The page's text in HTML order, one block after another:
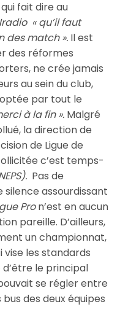
fait dire au
Iradio « qu’il faut
des match ». Il est
des réformes
ne crée jamais
au sein du club,
par tout le
à la fin ». Malgré
la direction de
de Ligue de
c’est temps-
Pas de
silence assourdissant
Pron’est en aucun
pareille. D’ailleurs,
un championnat,
vise les standards
le principal
se régler entre
des deux équipes